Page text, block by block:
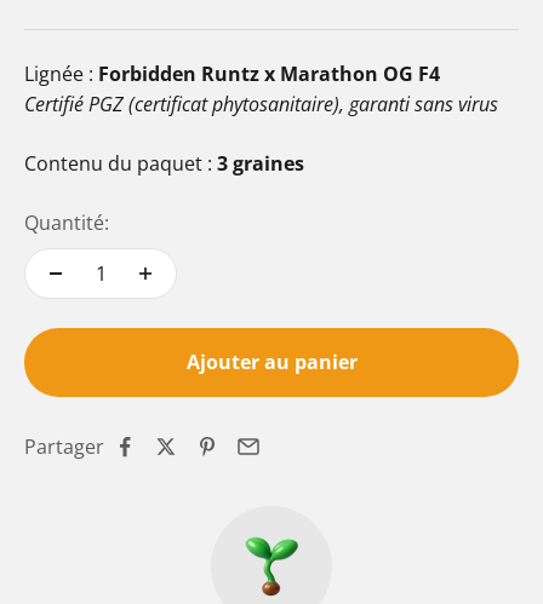
Lignée : Forbidden Runtz x Marathon OG F4
Certifié PGZ (certificat phytosanitaire), garanti sans virus
Contenu du paquet : 3 graines
Quantité:
Ajouter au panier
Partager